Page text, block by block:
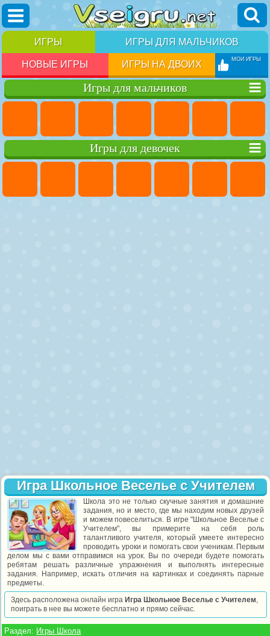
ИГРЫ ИГРЫ ДЛЯ МАЛЬЧИКОВ
НОВЫЕ ИГРЫ ИГРЫ НА ДВОИХ МОИ ИГРЫ
Игры для мальчиков
Игры для девочек
Игра Школьное Веселье с Учителем
Школа это не только скучные занятия и домашние
задания, но и место, где мы находим новых друзей
и можем повеселиться. В игре "Школьное Веселье с
Учителем", вы примерите на себя роль
талантливого учителя, который умеете интересно
проводить уроки и помогать свои ученикам. Первым
делом мы с вами отправимся на урок. Вы по очереди будете помогать
ребятам решать различные упражнения и выполнять интересные
задания. Например, искать отличия на картинках и соединять парные
предметы.
Здесь расположена онлайн игра Игра Школьное Веселье с Учителем,
поиграть в нее вы можете бесплатно и прямо сейчас.
Раздел: Игры Школа